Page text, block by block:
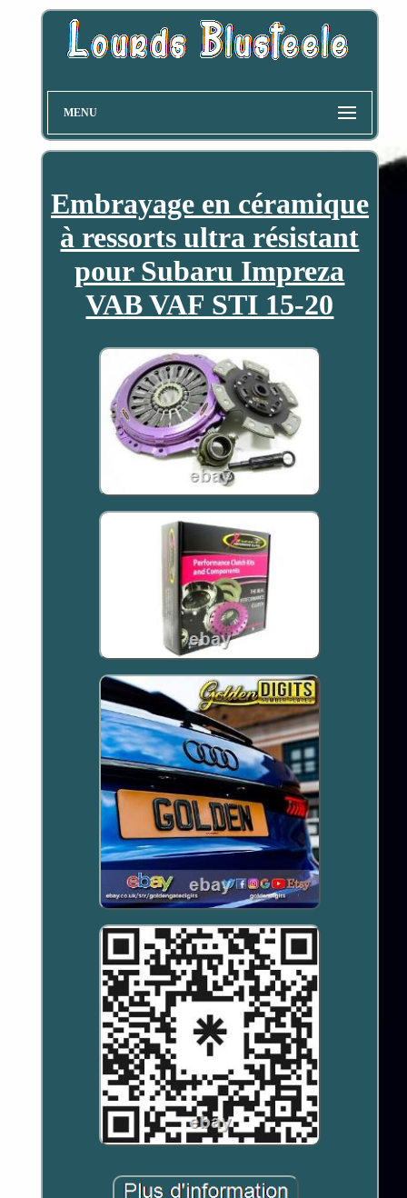
MENU
Embrayage en céramique
à ressorts ultra résistant
pour Subaru Impreza
VAB VAF STI 15-20